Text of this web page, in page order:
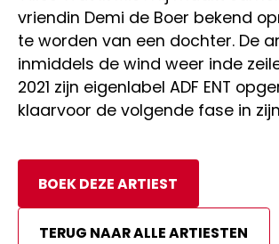
vriendin Demi de Boer bekend
te worden van een dochter. De
inmiddels de wind weer inde
2021 zijn eigenlabel ADF ENT
klaarvoor de volgende fase in
BOEK DEZE ARTIEST
TERUG NAAR ALLE ARTIESTEN